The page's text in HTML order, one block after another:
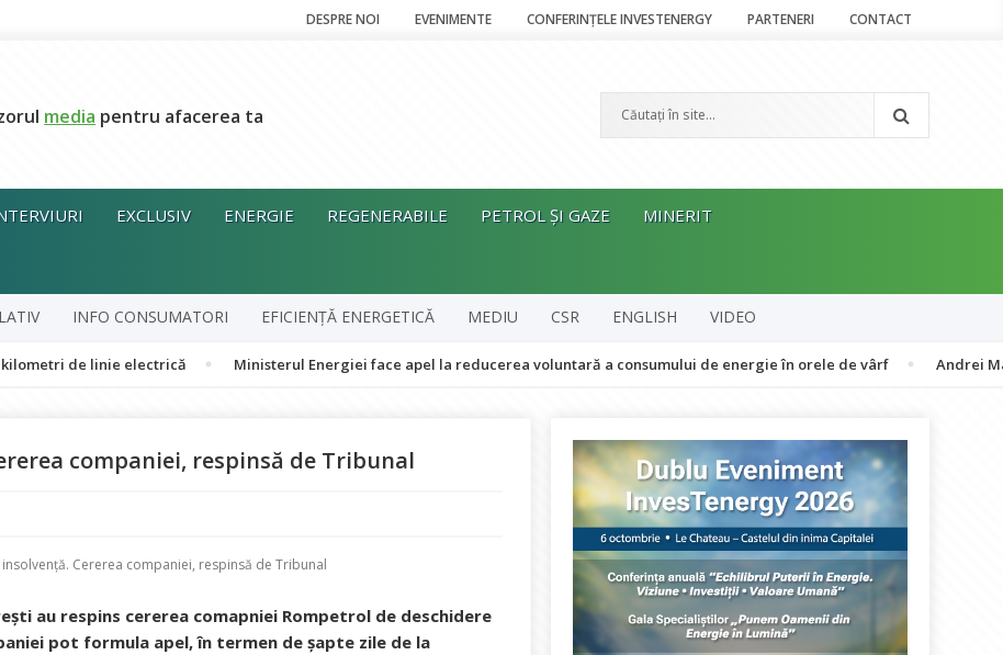
DESPRE NOI EVENIMENTE CONFERINȚELE INVESTENERGY PARTENERI CONTACT
media pentru afacerea ta
EXCLUSIV ENERGIE REGENERABILE PETROL ȘI GAZE MINERIT
INFO CONSUMATORI EFICIENȚĂ ENERGETICĂ MEDIU CSR ENGLISH VIDEO
linie electrică Ministerul Energiei face apel la reducerea voluntară a consumului de energie în orele de vârf Andrei Manea,
companiei, respinsă de Tribunal
Cererea companiei, respinsă de Tribunal
au respins cererea comapniei Rompetrol de deschidere
pot formula apel, în termen de şapte zile de la